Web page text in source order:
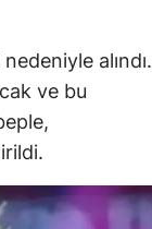
alındı.
ve bu